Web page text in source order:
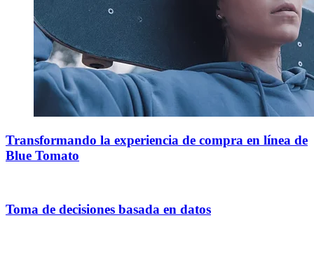
Transformando la experiencia de compra en línea de
Blue Tomato
Toma de decisiones basada en datos